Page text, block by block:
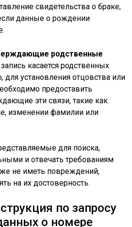
свидетельства о браке,
данные о рождении
родственные
касается родственных
установления отцовства или
предоставить
эти связи, такие как
изменении фамилии или
для поиска,
и отвечать требованиям
не иметь повреждений,
на их достоверность.
по запросу
о номере